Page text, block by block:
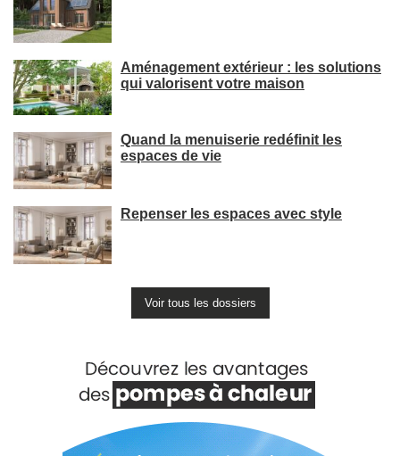
Aménagement extérieur : les solutions
qui valorisent votre maison
Quand la menuiserie redéfinit les
espaces de vie
Repenser les espaces avec style
Voir tous les dossiers